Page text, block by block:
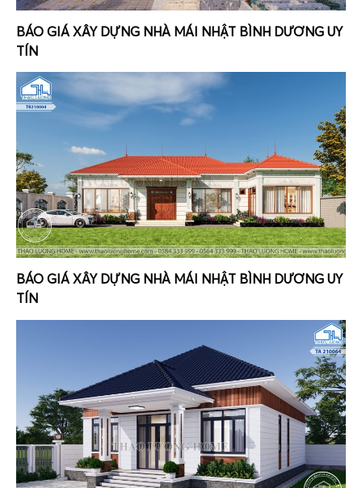
BÁO GIÁ XÂY DỰNG NHÀ MÁI NHẬT BÌNH DƯƠNG UY
TÍN
BÁO GIÁ XÂY DỰNG NHÀ MÁI NHẬT BÌNH DƯƠNG UY
TÍN